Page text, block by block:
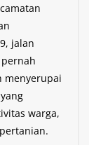
jalan
menyerupai
warga,